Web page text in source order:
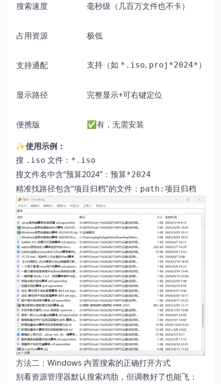
搜索速度 毫秒级（几百万文件也不卡）
占用资源 极低
支持通配 支持（如 *.iso, proj*2024* ）
显示路径 完整显示+可右键定位
便携版
✅有，无需安装
✨使用示例：
搜 .iso 文件： *.iso
搜文件名中含“预算2024”： 预算*2024
精准找路径包含“项目归档”的文件： path:项目归档
方法二：Windows 内置搜索的正确打开方式
别看资源管理器默认搜索鸡肋，但调教好了也能飞：